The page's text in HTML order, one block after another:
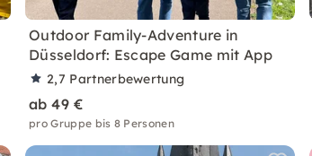
Outdoor Family-Adventure in
Düsseldorf: Escape Game mit App
2,7 Partnerbewertung
ab 49 €
pro Gruppe bis 8 Personen